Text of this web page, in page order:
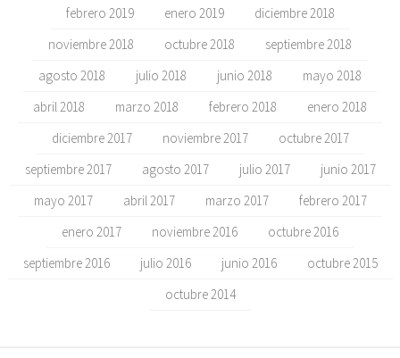
febrero 2019
enero 2019
diciembre 2018
noviembre 2018
octubre 2018
septiembre 2018
agosto 2018
julio 2018 junio 2018
mayo 2018
abril 2018
marzo 2018 febrero 2018
enero 2018
diciembre 2017
noviembre 2017
octubre 2017
septiembre 2017
agosto 2017 julio 2017
junio 2017
mayo 2017
abril 2017 marzo 2017
febrero 2017
enero 2017
noviembre 2016
octubre 2016
septiembre 2016
julio 2016 junio 2016
octubre 2015
octubre 2014